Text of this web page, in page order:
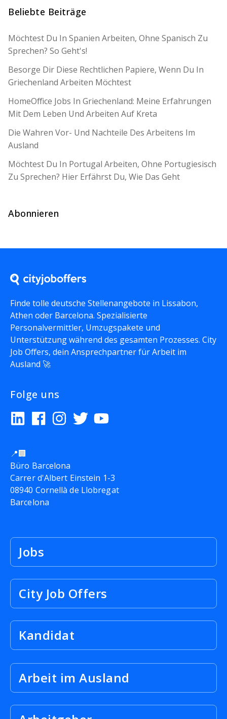
Beliebte Beiträge
Möchtest Du In Spanien Arbeiten, Ohne Spanisch Zu
Sprechen? So Geht's!
Besorge Dir Diese Rechtlichen Papiere, Wenn Du In
Griechenland Arbeiten Möchtest
HomeOffice Jobs In Griechenland: Meine Erfahrungen
Mit Dem Leben Und Arbeiten Auf Kreta
Die Wahren Vor- Und Nachteile Des Arbeitens Im
Ausland
Möchtest Du In Portugal Arbeiten, Ohne Portugiesisch
Zu Sprechen? Hier Erfährst Du, Wie Das Geht
Abonnieren
Finde tolle deutsche Stellenangebote in Lissabon,
Athen oder Barcelona. Spezialisierte
Personalvermittler, Umzugspakete und
Unterstützung während des gesamten Prozesses. City
Job Offers, dein Ansprechpartner für Arbeit im
Ausland 🚀
Folge uns
📍🏢
Büro Barcelona
Carrer d'Albert Einstein 1-3
08940 Cornellà de Llobregat
Barcelona
Jobs
City Job Offers
Kandidat
Arbeit im Ausland